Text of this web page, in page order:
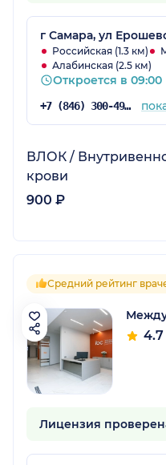
г Самара, ул
Российская (1.3 км)
Алабинская (2.5 км)
Откроется в 09:00
+7 (846) 300-49-60
ВЛОК /
крови
900 ₽
Средний рейтинг
4.7
Лицензия